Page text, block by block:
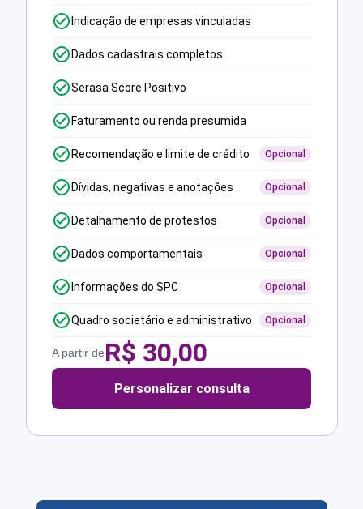
Indicação de empresas vinculadas
Dados cadastrais completos
Serasa Score Positivo
Faturamento ou renda presumida
Recomendação e limite de crédito Opcional
Dívidas, negativas e anotações Opcional
Detalhamento de protestos Opcional
Dados comportamentais Opcional
Informações do SPC Opcional
Quadro societário e administrativo Opcional
A partir deR$ 30,00
Personalizar consulta